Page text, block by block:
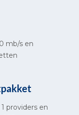
mb/s en
providers en